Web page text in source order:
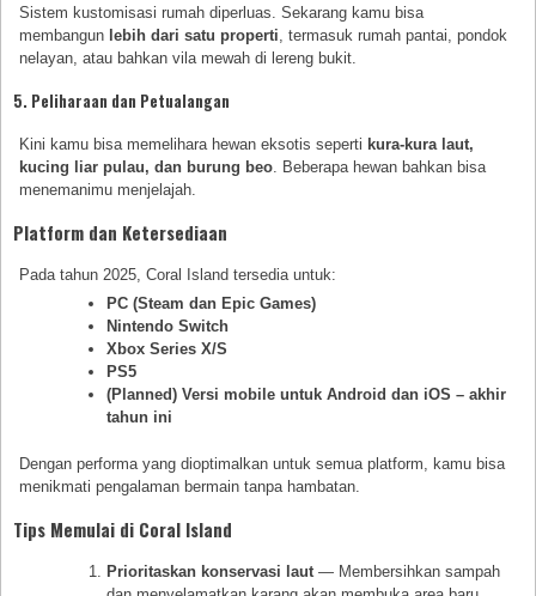
Sistem kustomisasi rumah diperluas. Sekarang kamu bisa
membangun lebih dari satu properti, termasuk rumah pantai, pondok
nelayan, atau bahkan vila mewah di lereng bukit.
5. Peliharaan dan Petualangan
Kini kamu bisa memelihara hewan eksotis seperti kura-kura laut,
kucing liar pulau, dan burung beo. Beberapa hewan bahkan bisa
menemanimu menjelajah.
Platform dan Ketersediaan
Pada tahun 2025, Coral Island tersedia untuk:
PC (Steam dan Epic Games)
Nintendo Switch
Xbox Series X/S
PS5
(Planned) Versi mobile untuk Android dan iOS – akhir
tahun ini
Dengan performa yang dioptimalkan untuk semua platform, kamu bisa
menikmati pengalaman bermain tanpa hambatan.
Tips Memulai di Coral Island
Prioritaskan konservasi laut — Membersihkan sampah